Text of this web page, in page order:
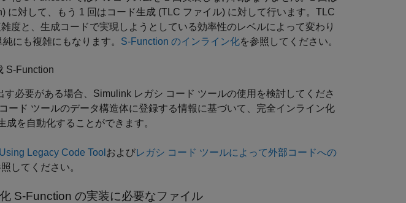
に対して、もう 1 回はコード生成 (TLC ファイル) に対して行います。TLC
度と、生成コードで実現しようとしている効率性のレベルによって変わり
にも複雑にもなります。 S-Function のインライン化を参照してください。
S-Function
必要がある場合、Simulink レガシ コード ツールの使用を検討してくださ
ード ツールのデータ構造体に登録する情報に基づいて、完全インライン化
を自動化することができます。
Legacy Code Tool およびレガシ コード ツールによって外部コードへの
してください。
S-Function の実装に必要なファイル